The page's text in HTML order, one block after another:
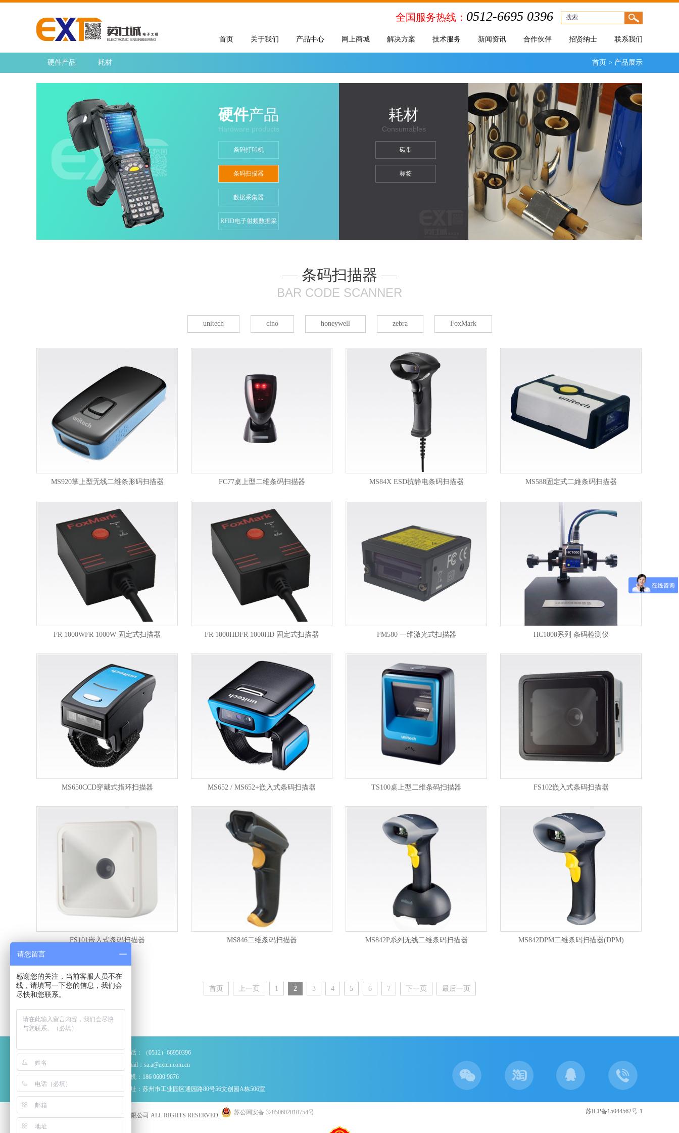
全国服务热线： 0512-6695 0396
联系我们
招贤纳士
合作伙伴
新闻资讯
技术服务
解决方案
网上商城
产品中心
关于我们
首页
首页 > 产品展示
硬件产品 耗材
硬件产品
Hardware products
条码打印机
条码扫描器
数据采集器
RFID电子射频数据采
耗材
Consumables
碳带
标签
—— 条码扫描器 ——
BAR CODE SCANNER
unitech cino honeywell zebra FoxMark
MS920掌上型无线二维条形码扫描器 FC77桌上型二维条码扫描器 MS84X ESD抗静电条码扫描器 MS588固定式二維条码扫描器
FR 1000WFR 1000W 固定式扫描器 FR 1000HDFR 1000HD 固定式扫描器 FM580 一维激光式扫描器 HC1000系列 条码检测仪
MS650CCD穿戴式指环扫描器 MS652 / MS652+嵌入式条码扫描器 TS100桌上型二维条码扫描器 FS102嵌入式条码扫描器
FS101嵌入式条码扫描器 MS846二维条码扫描器 MS842P系列无线二维条码扫描器 MS842DPM二维条码扫描器(DPM)
首页 上一页 1 2 3 4 5 6 7 下一页 最后一页
电话：（0512）66950396
Email：sa.a@extcn.com.cn
手机：186 0600 9676
地址：苏州市工业园区通园路80号56文创园A栋506室
© 2016-2023 苏州英仕诚电子工程有限公司 ALL RIGHTS RESERVED.
苏ICP备15044562号-1
苏公网安备 32050602010754号
请您留言
感谢您的关注，当前客服人员不在
线，请填写一下您的信息，我们会
尽快和您联系。